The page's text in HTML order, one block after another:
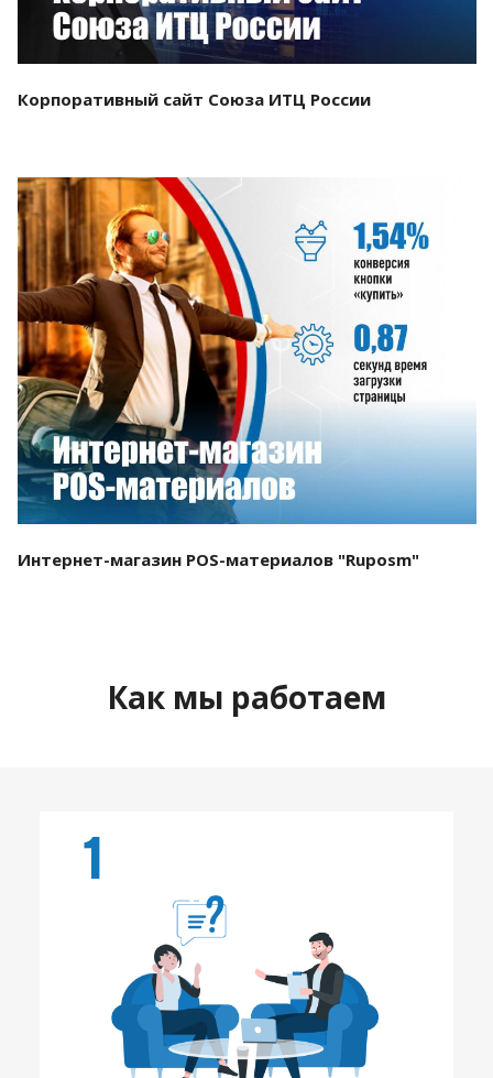
Корпоративный сайт Союза ИТЦ России
Смотреть проект
Интернет-магазин POS-материалов "Ruposm"
Как мы работаем
1